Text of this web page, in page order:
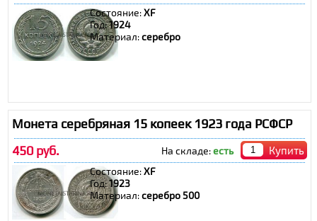
Состояние:XF
Год:1924
Материал:серебро
Монета серебряная 15 копеек 1923 года РСФСР
450 руб.
На складе:есть Купить
Состояние:XF
Год:1923
Материал:серебро 500